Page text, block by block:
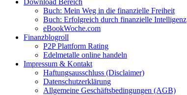
Download Bereich
Buch: Mein Weg in die finanzielle Freiheit
Buch: Erfolgreich durch finanzielle Intelligenz
eBookWoche.com
Finanzblogroll
P2P Plattform Rating
Edelmetalle online handeln
Impressum & Kontakt
Haftungsausschluss (Disclaimer)
Datenschutzerklärung
Allgemeine Geschäftsbedingungen (AGB)